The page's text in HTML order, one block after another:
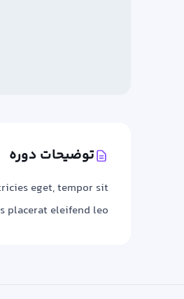
توضیحات دوره
eget, tempor sit
placerat eleifend leo.